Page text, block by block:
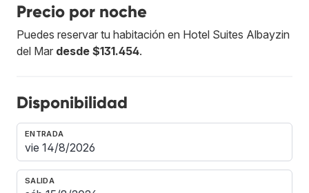
Precio por noche
Puedes reservar tu habitación en Hotel Suites Albayzin
del Mar desde $131.454.
Disponibilidad
ENTRADA
SALIDA